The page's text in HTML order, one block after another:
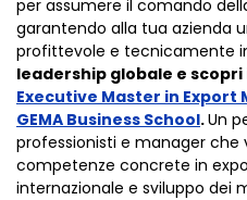
per assumere il comando
garantendo alla tua azienda
profittevole e tecnicamente
leadership globale e
Executive Master in Export
GEMA Business School.Un
professionisti e manager che
competenze concrete in
internazionale e sviluppo dei